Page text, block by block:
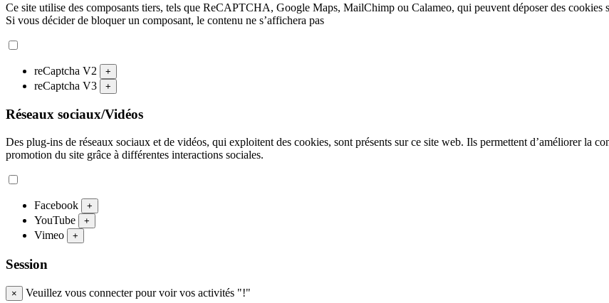
Ce site utilise des composants tiers, tels que ReCAPTCHA, Google Maps, MailChimp ou Calameo, qui peuvent déposer des cookies
Si vous décider de bloquer un composant, le contenu ne s’affichera pas
reCaptcha V2 +
reCaptcha V3 +
Réseaux sociaux/Vidéos
Des plug-ins de réseaux sociaux et de vidéos, qui exploitent des cookies, sont présents sur ce site web. Ils permettent d’améliorer la
promotion du site grâce à différentes interactions sociales.
Facebook +
YouTube +
Vimeo +
Session
× Veuillez vous connecter pour voir vos activités "!"